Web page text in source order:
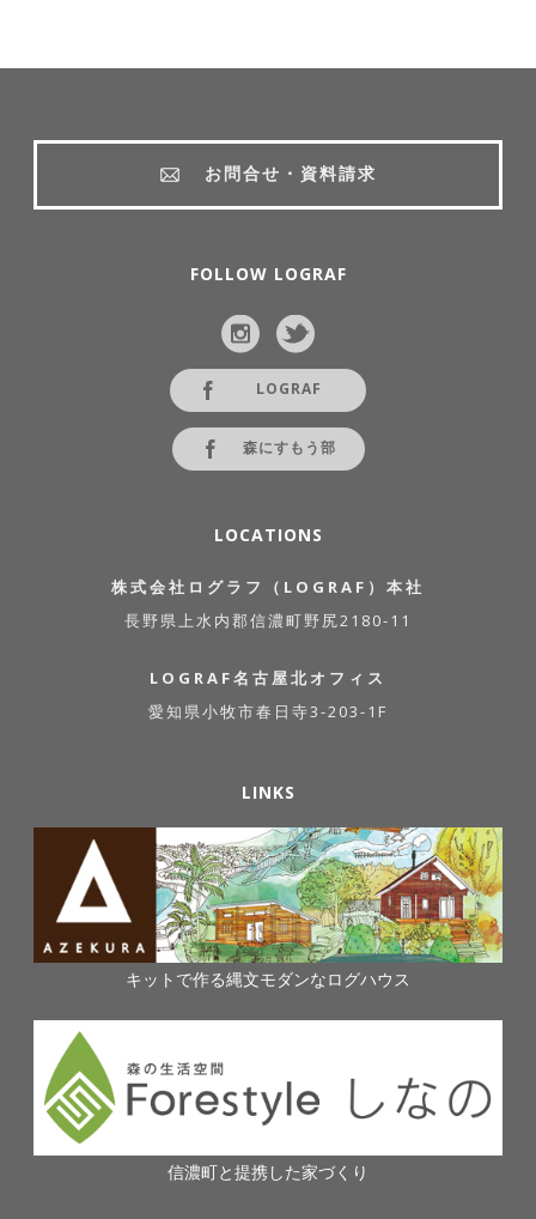
お問合せ・資料請求
FOLLOW LOGRAF
LOGRAF
森にすもう部
LOCATIONS
株式会社ログラフ（LOGRAF）本社
長野県上水内郡信濃町野尻2180-11
LOGRAF名古屋北オフィス
愛知県小牧市春日寺3-203-1F
LINKS
キットで作る縄文モダンなログハウス
信濃町と提携した家づくり